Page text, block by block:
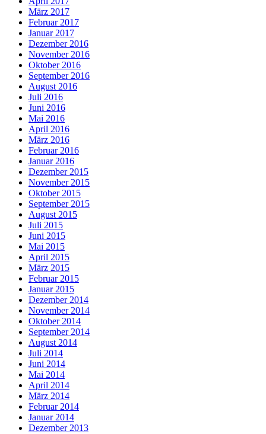
März 2017
Februar 2017
Januar 2017
Dezember 2016
November 2016
Oktober 2016
September 2016
August 2016
Juli 2016
Juni 2016
Mai 2016
April 2016
März 2016
Februar 2016
Januar 2016
Dezember 2015
November 2015
Oktober 2015
September 2015
August 2015
Juli 2015
Juni 2015
Mai 2015
April 2015
März 2015
Februar 2015
Januar 2015
Dezember 2014
November 2014
Oktober 2014
September 2014
August 2014
Juli 2014
Juni 2014
Mai 2014
April 2014
März 2014
Februar 2014
Januar 2014
Dezember 2013